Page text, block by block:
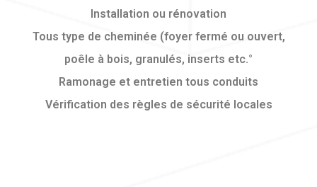
Installation ou rénovation
Tous type de cheminée (foyer fermé ou ouvert,
poêle à bois, granulés, inserts etc.°
Ramonage et entretien tous conduits
Vérification des règles de sécurité locales